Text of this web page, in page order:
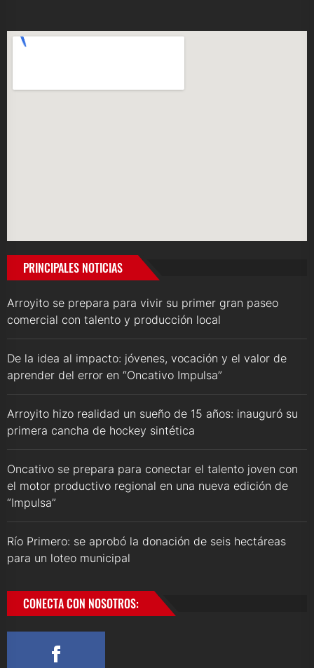
PRINCIPALES NOTICIAS
Arroyito se prepara para vivir su primer gran paseo
comercial con talento y producción local
De la idea al impacto: jóvenes, vocación y el valor de
aprender del error en “Oncativo Impulsa”
Arroyito hizo realidad un sueño de 15 años: inauguró su
primera cancha de hockey sintética
Oncativo se prepara para conectar el talento joven con
el motor productivo regional en una nueva edición de
“Impulsa”
Río Primero: se aprobó la donación de seis hectáreas
para un loteo municipal
CONECTA CON NOSOTROS: